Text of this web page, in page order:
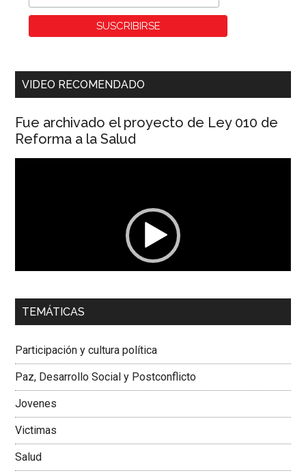
VIDEO RECOMENDADO
Fue archivado el proyecto de Ley 010 de
Reforma a la Salud
00:00 01:04
Dra. Carolina Corcho Mejía,Presidenta Corporación
Colombiana
TEMÁTICAS
Participación y cultura política
Paz, Desarrollo Social y Postconflicto
Jovenes
Victimas
Salud